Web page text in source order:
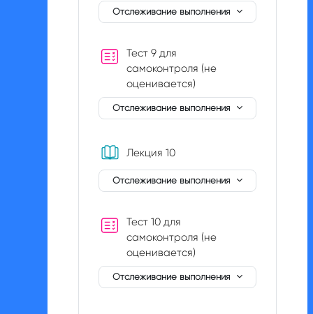
Отслеживание выполнения
Тест 9 для
самоконтроля (не
оценивается)
Отслеживание выполнения
Лекция 10Книга
Отслеживание выполнения
Тест 10 для
самоконтроля (не
оценивается)
Отслеживание выполнения